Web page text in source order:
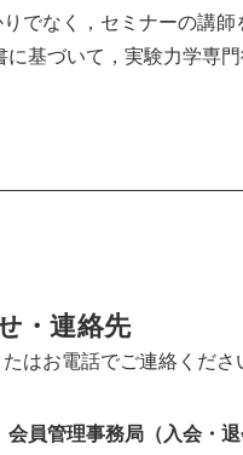
でなく，セミナーの講
基づいて，実験力学専門
・連絡先
はお電話でご連絡くださ
会員管理事務局（入会・退